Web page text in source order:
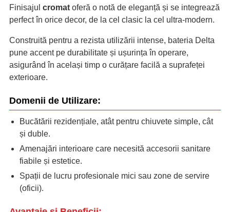
Finisajul cromat oferă o notă de eleganță și se integrează
perfect în orice decor, de la cel clasic la cel ultra-modern.
Construită pentru a rezista utilizării intense, bateria Delta
pune accent pe durabilitate și ușurința în operare,
asigurând în același timp o curățare facilă a suprafeței
exterioare.
Domenii de Utilizare:
Bucătării rezidențiale, atât pentru chiuvete simple, cât
și duble.
Amenajări interioare care necesită accesorii sanitare
fiabile și estetice.
Spații de lucru profesionale mici sau zone de servire
(oficii).